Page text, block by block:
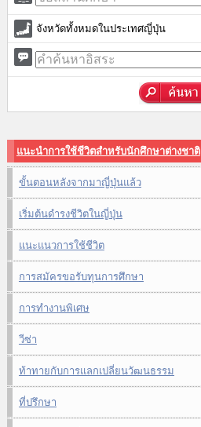
จังหวัดทั้งหมดในประเทศญี่ปุ่น
แนะนำการใช้ชีวิตสำหรับนักศึกษาต่างชาติ
ขั้นตอนหลังจากมาญี่ปุ่นแล้ว
เริ่มต้นดำรงชีวิตในญี่ปุ่น
แนะแนวการใช้ชีวิต
การสมัครขอรับทุนการศึกษา
การทำงานพิเศษ
วีซ่า
ท้าทายกับการแลกเปลี่ยนวัฒนธรรม
ที่ปรึกษา